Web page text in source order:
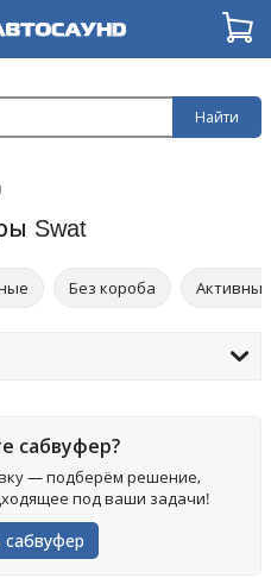
Найти
Swat
Без короба Активные
сабвуфер?
— подберём решение,
под ваши задачи!